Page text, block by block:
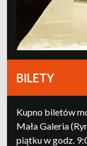
BILETY
Kupno biletów
Mała Galeria
piątku w godz.